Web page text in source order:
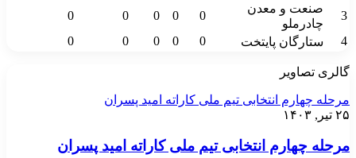
3
صنعت و معدن
چادرملو
0
0
0
0
0
4
ستارگان پایتخت 0
0
0
0
0
گالری تصاویر
مرحله چهارم انتخابی تیم ملی کاراته امید پسران
۲۵ تیر, ۱۴۰۳
مرحله چهارم انتخابی تیم ملی کاراته امید پسران